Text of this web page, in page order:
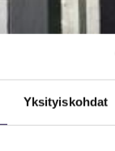
Yksityiskohdat